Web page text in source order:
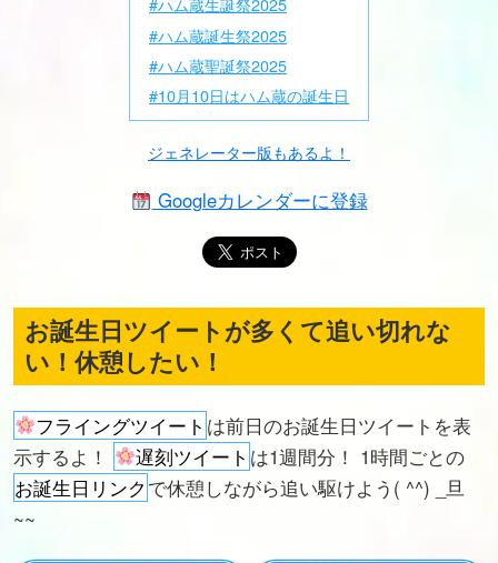
#ハム蔵誕生祭2025
#ハム蔵聖誕祭2025
#10月10日はハム蔵の誕生日
ジェネレーター版もあるよ！
Googleカレンダーに登録
お誕生日ツイートが多くて追い切れな
い！休憩したい！
フライングツイート は前日のお誕生日ツイートを表
示するよ！
遅刻ツイート は1週間分！ 1時間ごとの
お誕生日リンク で休憩しながら追い駆けよう( ^^) _旦
~~